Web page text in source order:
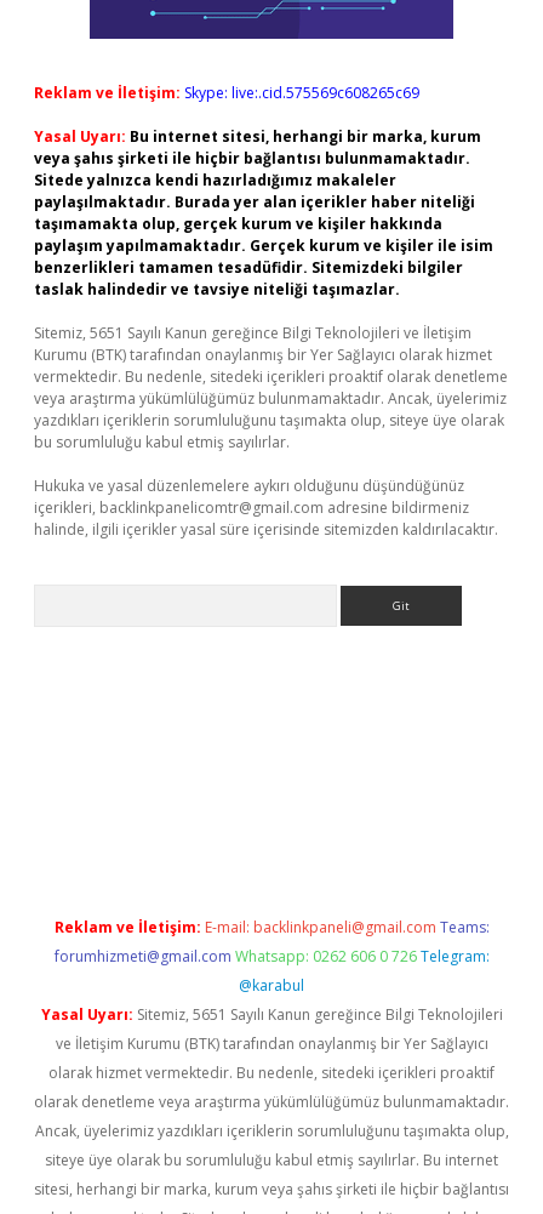
Reklam ve İletişim: Skype: live:.cid.575569c608265c69
Yasal Uyarı: Bu internet sitesi, herhangi bir marka, kurum
veya şahıs şirketi ile hiçbir bağlantısı bulunmamaktadır.
Sitede yalnızca kendi hazırladığımız makaleler
paylaşılmaktadır. Burada yer alan içerikler haber niteliği
taşımamakta olup, gerçek kurum ve kişiler hakkında
paylaşım yapılmamaktadır. Gerçek kurum ve kişiler ile isim
benzerlikleri tamamen tesadüfidir. Sitemizdeki bilgiler
taslak halindedir ve tavsiye niteliği taşımazlar.
Sitemiz, 5651 Sayılı Kanun gereğince Bilgi Teknolojileri ve İletişim
Kurumu (BTK) tarafından onaylanmış bir Yer Sağlayıcı olarak hizmet
vermektedir. Bu nedenle, sitedeki içerikleri proaktif olarak denetleme
veya araştırma yükümlülüğümüz bulunmamaktadır. Ancak, üyelerimiz
yazdıkları içeriklerin sorumluluğunu taşımakta olup, siteye üye olarak
bu sorumluluğu kabul etmiş sayılırlar.
Hukuka ve yasal düzenlemelere aykırı olduğunu düşündüğünüz
içerikleri, backlinkpanelicomtr@gmail.com adresine bildirmeniz
halinde, ilgili içerikler yasal süre içerisinde sitemizden kaldırılacaktır.
Reklam ve İletişim: E-mail: backlinkpaneli@gmail.com Teams:
forumhizmeti@gmail.com Whatsapp: 0262 606 0 726 Telegram:
@karabul
Yasal Uyarı: Sitemiz, 5651 Sayılı Kanun gereğince Bilgi Teknolojileri
ve İletişim Kurumu (BTK) tarafından onaylanmış bir Yer Sağlayıcı
olarak hizmet vermektedir. Bu nedenle, sitedeki içerikleri proaktif
olarak denetleme veya araştırma yükümlülüğümüz bulunmamaktadır.
Ancak, üyelerimiz yazdıkları içeriklerin sorumluluğunu taşımakta olup,
siteye üye olarak bu sorumluluğu kabul etmiş sayılırlar. Bu internet
sitesi, herhangi bir marka, kurum veya şahıs şirketi ile hiçbir bağlantısı